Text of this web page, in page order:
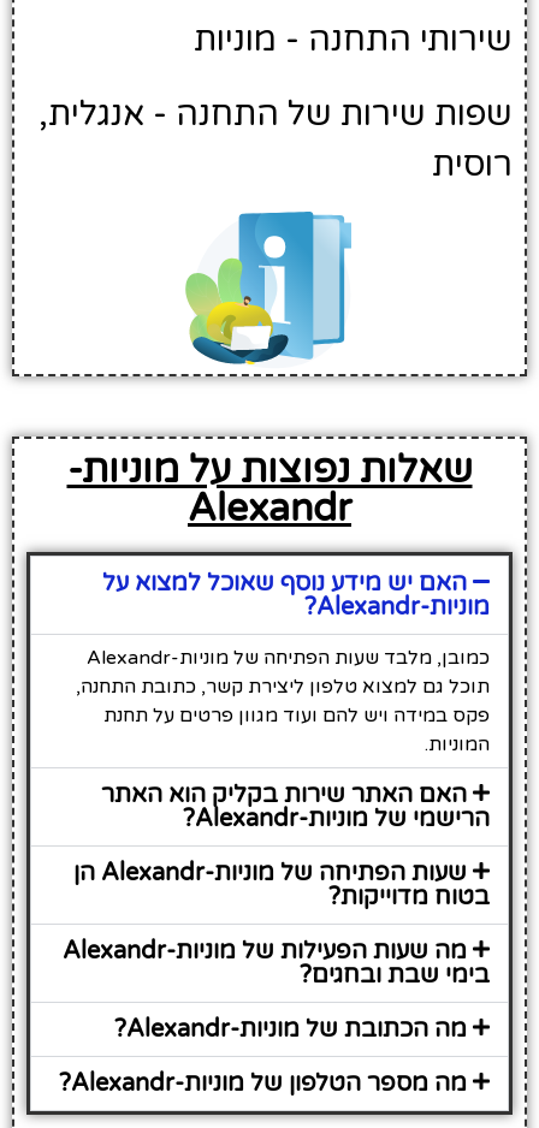
שירותי התחנה - מוניות
שפות שירות של התחנה - אנגלית,
רוסית
שאלות נפוצות על מוניות-
Alexandr
האם יש מידע נוסף שאוכל למצוא על
מוניות-Alexandr?
כמובן, מלבד שעות הפתיחה של מוניות-Alexandr
תוכל גם למצוא טלפון ליצירת קשר, כתובת התחנה,
פקס במידה ויש להם ועוד מגוון פרטים על תחנת
המוניות.
האם האתר שירות בקליק הוא האתר
הרישמי של מוניות-Alexandr?
שעות הפתיחה של מוניות-Alexandr הן
בטוח מדוייקות?
מה שעות הפעילות של מוניות-Alexandr
בימי שבת ובחגים?
מה הכתובת של מוניות-Alexandr?
מה מספר הטלפון של מוניות-Alexandr?